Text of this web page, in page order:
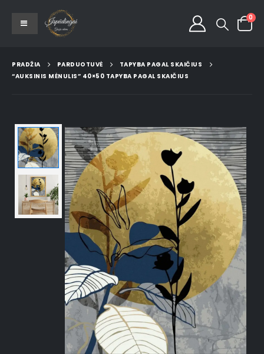
0
PRADŽIA PARDUOTUVĖ
TAPYBA PAGAL SKAIČIUS
“AUKSINIS MĖNULIS” 40×50 TAPYBA PAGAL SKAIČIUS